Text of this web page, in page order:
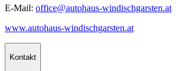
E-Mail: office@autohaus-windischgarsten.at
www.autohaus-windischgarsten.at
Kontakt